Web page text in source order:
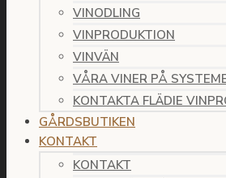
VINODLING
VINPRODUKTION
VINVÄN
VÅRA VINER PÅ
KONTAKTA FLÄDIE
GÅRDSBUTIKEN
KONTAKT
KONTAKT